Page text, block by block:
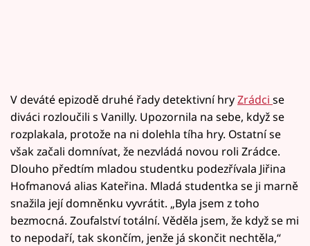
V deváté epizodě druhé řady detektivní hryZrádci se
diváci rozloučili s Vanilly. Upozornila na sebe, když se
rozplakala, protože na ni dolehla tíha hry. Ostatní se
však začali domnívat, že nezvládá novou roli Zrádce.
Dlouho předtím mladou studentku podezřívala Jiřina
Hofmanová alias Kateřina. Mladá studentka se ji marně
snažila její domněnku vyvrátit. „Byla jsem z toho
bezmocná. Zoufalství totální. Věděla jsem, že když se mi
to nepodaří, tak skončím, jenže já skončit nechtěla,“